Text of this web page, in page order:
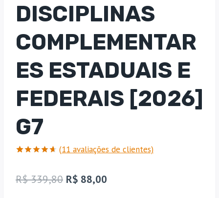
DISCIPLINAS
COMPLEMENTAR
ES ESTADUAIS E
FEDERAIS [2026]
G7
4.64de
5, com
(11 avaliações de clientes)
R$339,80 O
R$ 88,00